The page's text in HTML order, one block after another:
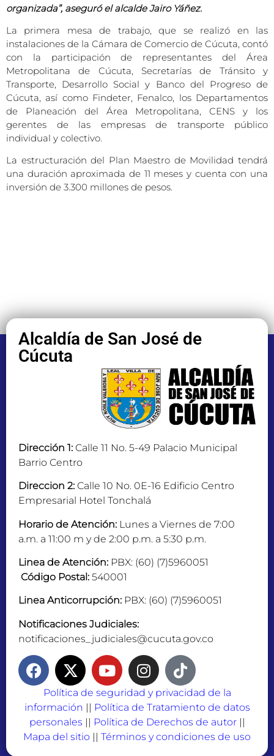
organizada”, aseguró el alcalde Jairo Yáñez.
La primera mesa de trabajo, que se realizó en las
instalaciones de la Cámara de Comercio de Cúcuta, contó
con la participación de representantes del Área
Metropolitana de Cúcuta, Secretarías de Tránsito y
Transporte, Desarrollo Social y Banco del Progreso de
Cúcuta, así como Findeter, Fenalco, los Departamentos
de Planeación del Área Metropolitana, CENS y los
gerentes de las empresas de transporte público
individual y colectivo.
La estructuración del Plan Maestro de Movilidad tendrá
una duración aproximada de 11 meses y cuenta con una
inversión de 3.300 millones de pesos.
Alcaldía de San José de
Cúcuta
Dirección 1: Calle 11 No. 5-49 Palacio Municipal
Barrio Centro
Direccion 2: Calle 10 No. 0E-16 Edificio Centro
Empresarial Hotel Tonchalá
Horario de Atención: Lunes a Viernes de 7:00
a.m. a 11:00 m y de 2:00 p.m. a 5:30 p.m.
Linea de Atención: PBX: (60) (7)5960051
Código Postal: 540001
Linea Anticorrupción: PBX: (60) (7)5960051
Notificaciones Judiciales:
notificaciones_judiciales@cucuta.gov.co
Política de seguridad y privacidad de la
información || Política de Tratamiento de datos
personales || Política de Derechos de autor||
Mapa del sitio || Términos y condiciones de uso